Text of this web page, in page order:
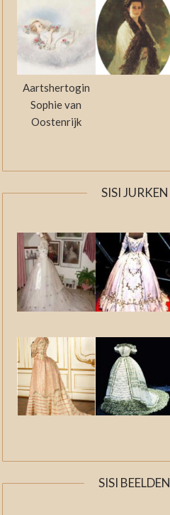
Aartshertogin
Sophie van
Oostenrijk
SISI JURKEN
SISI BEELDEN